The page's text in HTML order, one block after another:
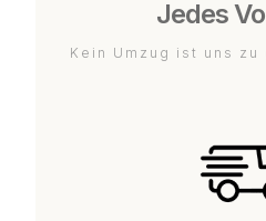
Jedes
Kein Umzug ist uns zu